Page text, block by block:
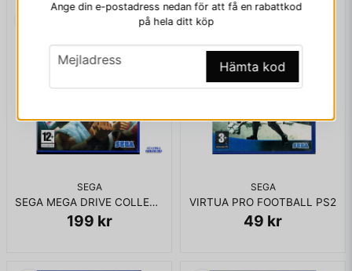
SEGA
SEGA MEGA DRIVE COLLECTION PS2
199 kr
SEGA
VIRTUA PRO FOOTBALL PS2
49 kr
KOMPLETT I BOX
Ange din e-postadress nedan för att få en rabattkod
på hela ditt köp
email
Mejladress Hämta kod